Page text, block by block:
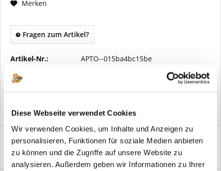
Diese Webseite verwendet Cookies
Wir verwenden Cookies, um Inhalte und Anzeigen zu
personalisieren, Funktionen für soziale Medien anbieten
zu können und die Zugriffe auf unsere Website zu
analysieren. Außerdem geben wir Informationen zu Ihrer
Merken
Fragen zum Artikel?
Artikel-Nr.: APTO--015ba4bc15be
Vorteile
Windfangelemente online am Bildschirm konfigurieren und
einbaufertig bestellen. In wenigen...